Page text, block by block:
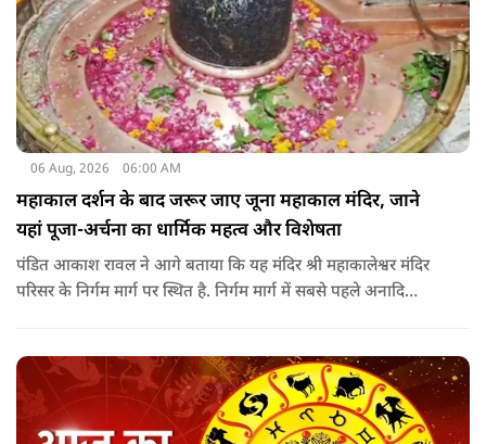
06 Aug, 2026 06:00 AM
महाकाल दर्शन के बाद जरूर जाए जूना महाकाल मंदिर, जाने
यहां पूजा-अर्चना का धार्मिक महत्व और विशेषता
पंडित आकाश रावल ने आगे बताया कि यह मंदिर श्री महाकालेश्वर मंदिर
परिसर के निर्गम मार्ग पर स्थित है. निर्गम मार्ग में सबसे पहले अनादि